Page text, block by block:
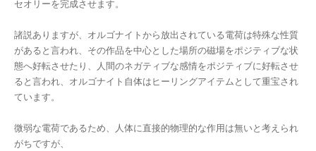
セオリーを完成させます。
諸説ありますが、オルゴナイトから放出されている電荷は特殊な性質
があると言われ、その作品を中心とした場所の磁場をポジティブな状
態へ好転させたり、人間のネガティブな感情をポジティブに好転させ
ると言われ、オルゴナイト自体はヒーリングアイテムとして重宝され
ています。
微弱な電荷であるため、人体に直接的物理的な作用は無いと考えられ
がちですが、